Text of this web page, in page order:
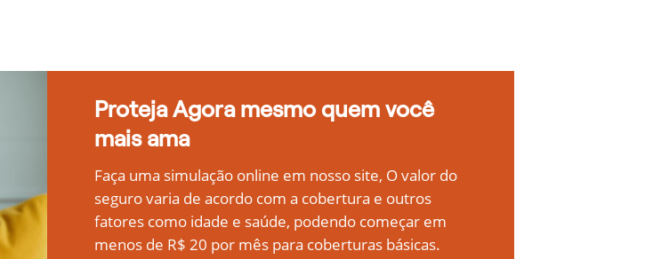
Proteja Agora mesmo quem você
mais ama
Faça uma simulação online em nosso site, O valor do
seguro varia de acordo com a cobertura e outros
fatores como idade e saúde, podendo começar em
menos de R$ 20 por mês para coberturas básicas.